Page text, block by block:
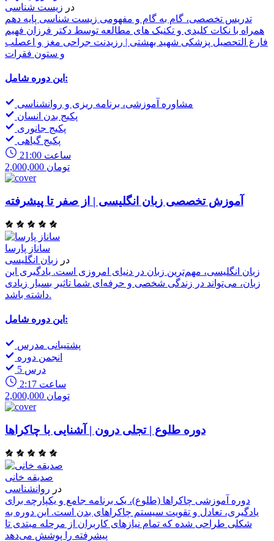
در زیست شناسی
تدریس تخصصی، گام به گام و مفهومی زیست شناسی پایه دهم
همراه با نکات کلیدی و تکنیک های مطالعه توسط دکتر فرزان فهیم
فارغ التحصیل پزشکی شهید بهشتی | رزیدنت جراحی مغز و اعصلب
و ستون فقرات
این دوره شامل:
مشاوره آموزشی، برنامه ریزی و روانشناسی
پکیج بدن انسان
پکیج جانوری
پکیج گیاهی
21:00 ساعت
2,000,000 تومان
آموزش تخصصی زبان انگلیسی | از صفر تا پیشرفته
ساناز پارسا
در زبان انگلیسی
زبان انگلیسی، مهم‌ترین زبان در دنیای امروزی است. یادگیری این
زبان، می‌تواند در زندگی شخصی و حرفه‌ای شما تاثیر بسیار زیادی
داشته باشد.
این دوره شامل:
پشتیبانی مدرس
انجمن دوره
5 درس
2:17 ساعت
2,000,000 تومان
دوره طلوع | تجلی درون | آشنایی با چاکراها
صدیقه خانی
در روانشناسی
دوره آموزشی چاکراها (طلوع)، یک برنامه جامع و یکپارچه برای
یادگیری، تعادل و تقویت سیستم چاکراهای بدن است. این دوره به
شکلی طراحی شده که تمام نیازهای کاربران از مرحله مبتدی تا
پیشرفته را پوشش می‌دهد